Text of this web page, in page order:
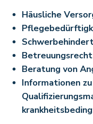
Häusliche
Betreuungsrecht
Beratung von
Informationen